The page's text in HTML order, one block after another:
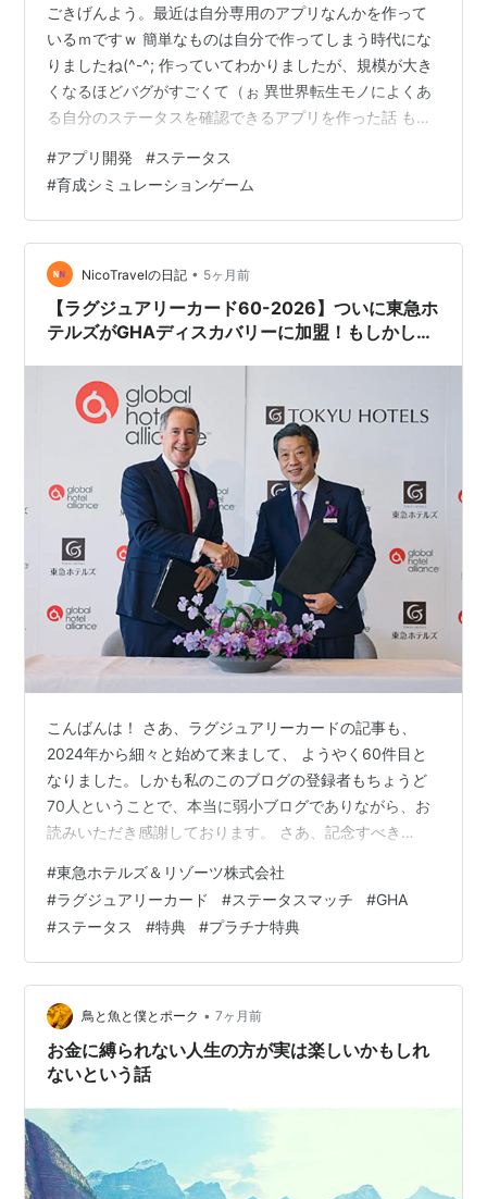
ごきげんよう。最近は自分専用のアプリなんかを作って
いるｍですｗ 簡単なものは自分で作ってしまう時代にな
りましたね(^-^; 作っていてわかりましたが、規模が大き
くなるほどバグがすごくて（ぉ 異世界転生モノによくあ
る自分のステータスを確認できるアプリを作った話 もは
後に 「ステータス！」 というとステータスウィンドウが
開いて自分のステータスが見れるじゃないですか。 あ
れ、現実にあったらいいと思いません？思いません！？
（ぉ そんなわけで実際に自分のステータスが見れるアプ
リを作っちゃいました！（爆 今の私のレベルは2！ まだ
まだひよっこです（ぉ で…
#アプリ開発 #ステータス
#育成シミュレーションゲーム
NicoTravelの日記 • 5ヶ月前
【ラグジュアリーカード60-2026】ついに東急ホ
テルズがGHAディスカバリーに加盟！もしかした
かも！GHAディスカバリーの最上位チタン会員に
先にステータスマッチしておいて東急ホテルズを
迎えよう！2027年12月末まで有効！さらに東急
ホテルズのエリートステータスも手に入る！
こんばんは！ さあ、ラグジュアリーカードの記事も、
2024年から細々と始めて来まして、 ようやく60件目と
なりました。しかも私のこのブログの登録者もちょうど
70人ということで、本当に弱小ブログでありながら、お
読みいただき感謝しております。 さあ、記念すべき
の私のブログにとってのタイミング笑）、東急ホテルズ
がGHAディスカバリーに加盟したニュースが飛び込んで
きましたので、そちらをまとめたいと思います！
prtimes.jp 【日系ホテルチェーン初】 東急ホテルズ、
Global Hotel Alliance（GHA）へ加盟！ ニュースより引
用 こ…
#東急ホテルズ＆リゾーツ株式会社
#ラグジュアリーカード #ステータスマッチ #GHA
#ステータス #特典 #プラチナ特典
鳥と魚と僕とポーク • 7ヶ月前
お金に縛られない人生の方が実は楽しいかもしれ
ないという話